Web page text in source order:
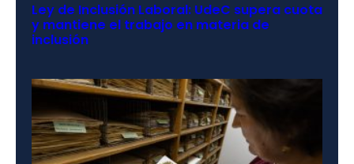
Ley de Inclusión Laboral: UdeC supera cuota
y mantiene el trabajo en materia de
inclusión